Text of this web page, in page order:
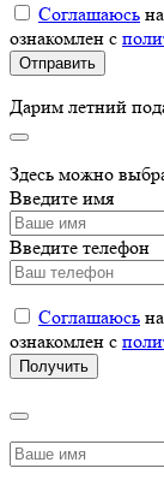
Соглашаюсь
ознакомлен с
Дарим летний
Здесь можно
Введите имя
Введите телефон
Соглашаюсь
ознакомлен с